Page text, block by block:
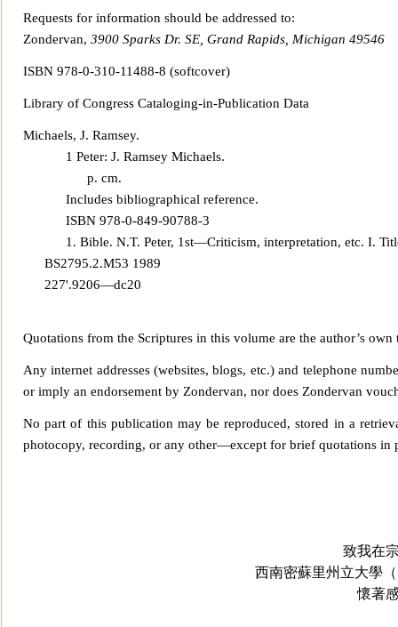
Requests for information should be addressed to:
Zondervan, 3900 Sparks Dr. SE, Grand Rapids, Michigan 49546
ISBN 978-0-310-11488-8 (softcover)
Library of Congress Cataloging-in-Publication Data
Michaels, J. Ramsey.
1 Peter: J. Ramsey Michaels.
p. cm.
Includes bibliographical reference.
ISBN 978-0-849-90788-3
1. Bible. N.T. Peter, 1st—Criticism, interpretation, etc. I.
BS2795.2.M53 1989
227'.9206—dc20
Quotations from the Scriptures in this volume are the author’s
Any internet addresses (websites, blogs, etc.) and telephone nu
or imply an endorsement by Zondervan, nor does Zondervan
No part of this publication may be reproduced, stored in a
photocopy, recording, or any other—except for brief quotations in
致我在
西南密蘇里州立大學（
懷著